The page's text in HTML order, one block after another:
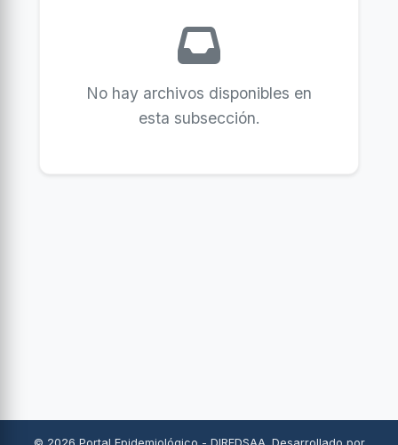
No hay archivos disponibles en
esta subsección.